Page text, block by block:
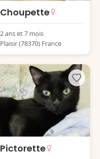
Choupette
2 ans et 7 mois
Plaisir (78370) France
Pictorette